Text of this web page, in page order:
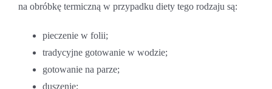
na obróbkę termiczną w przypadku diety tego rodzaju są:
pieczenie w folii;
tradycyjne gotowanie w wodzie;
gotowanie na parze;
duszenie;